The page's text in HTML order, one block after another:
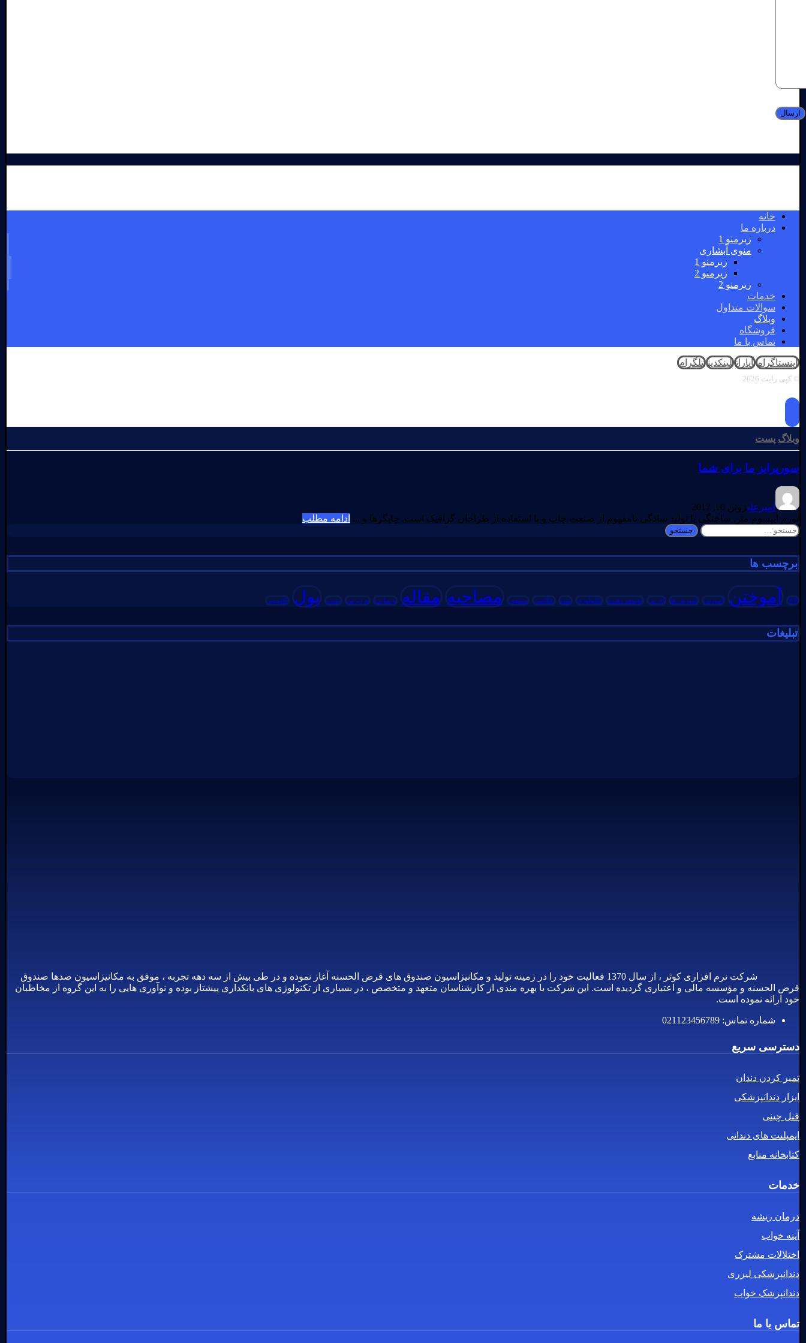
خانه
درباره ما
زیرمنو 1
منوی آبشاری
زیرمنو 1
زیرمنو 2
زیرمنو 2
خدمات
سوالات متداول
وبلاگ
فروشگاه
تماس با ما
اینستاگرام آپارات لینکدین تلگرام
© کپی رایت 2026
وبلاگ پست
سورپرایز ما برای شما
امیرعلیژوئن 10, 2017
لورم ایپسوم متن ساختگی با تولید سادگی نامفهوم از صنعت چاپ و با استفاده از طراحان گرافیک است. چاپگرها و ... ادامه مطلب
جستجو
برای:
برچسب ها
WP آموختن آموزش آموزش ها آی تی توسعه دهنده تکنولوژی سئو عکاسی مشهور مصاحبه مقاله وبسایت وردپرس پست پول کامپیوتر
تبلیغات
شرکت نرم افزاری کوثر ، از سال 1370 فعالیت خود را در زمینه تولید و مکانیزاسیون صندوق های قرض الحسنه آغاز نموده و در طی بیش از سه دهه تجربه ، موفق به مکانیزاسیون صدها صندوق
قرض الحسنه و مؤسسه مالی و اعتباری گردیده است. این شرکت با بهره مندی از کارشناسان متعهد و متخصص ، در بسیاری از تکنولوژی های بانکداری پیشتاز بوده و نوآوری هایی را به این گروه از مخاطبان
خود ارائه نموده است.
شماره تماس: 021123456789
دسترسی سریع
تمیز کردن دندان
ابزار دندانپزشکی
فنل چینی
ایمپلنت های دندانی
کتابخانه منابع
خدمات
درمان ریشه
آپنه خواب
اختلالات مشترک
دندانپزشکی لیزری
دندانپزشک خواب
تماس با ما